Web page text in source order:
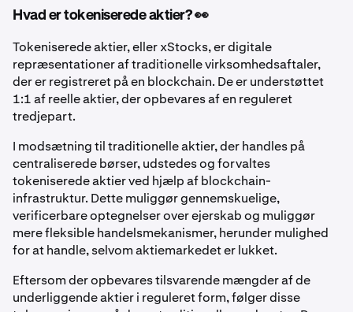
Hvad er tokeniserede aktier? 👀
Tokeniserede aktier, eller xStocks, er digitale
repræsentationer af traditionelle virksomhedsaftaler,
der er registreret på en blockchain. De er understøttet
1:1 af reelle aktier, der opbevares af en reguleret
tredjepart.
I modsætning til traditionelle aktier, der handles på
centraliserede børser, udstedes og forvaltes
tokeniserede aktier ved hjælp af blockchain-
infrastruktur. Dette muliggør gennemskuelige,
verificerbare optegnelser over ejerskab og muliggør
mere fleksible handelsmekanismer, herunder mulighed
for at handle, selvom aktiemarkedet er lukket.
Eftersom der opbevares tilsvarende mængder af de
underliggende aktier i reguleret form, følger disse